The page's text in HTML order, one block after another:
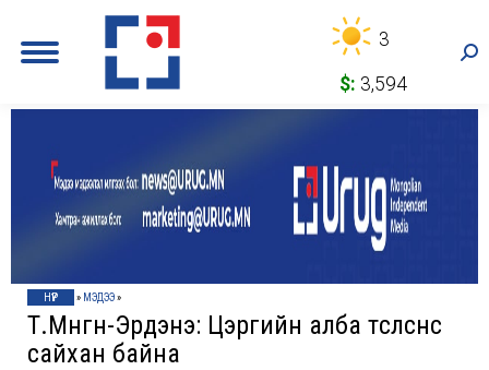
3
$: 3,594
НҮҮР » МЭДЭЭ»
Т.Мөнгөн-Эрдэнэ: Цэргийн алба төсөөлснөөс
сайхан байна